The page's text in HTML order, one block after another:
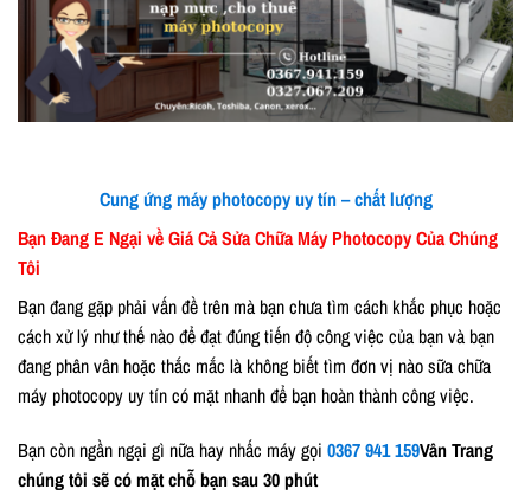
Cung ứng máy photocopy uy tín – chất lượng
Bạn Đang E Ngại về Giá Cả Sửa Chữa Máy Photocopy Của Chúng
Tôi
Bạn đang gặp phải vấn đề trên mà bạn chưa tìm cách khắc phục hoặc
cách xử lý như thế nào để đạt đúng tiến độ công việc của bạn và bạn
đang phân vân hoặc thắc mắc là không biết tìm đơn vị nào sữa chữa
máy photocopy uy tín có mặt nhanh để bạn hoàn thành công việc.
Bạn còn ngần ngại gì nữa hay nhấc máy gọi 0367 941 159Vân Trang
chúng tôi sẽ có mặt chỗ bạn sau 30 phút